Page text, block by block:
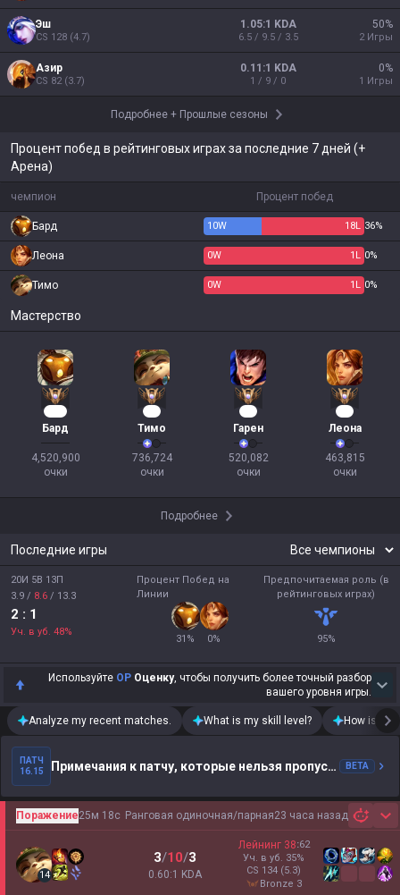
Эш
CS 128 (4.7)
1.05:1 KDA
6.5 / 9.5 / 3.5
50%
2 Игры
Азир
CS 82(3.7)
0.11:1 KDA
1 / 9 / 0
0%
1 Игры
Подробнее + Прошлые сезоны
Процент побед в рейтинговых играх за последние 7 дней (+
Арена)
чемпион Процент побед
Бард 10W 18L 36%
Леона 0W 1 L 0%
Тимо 0W 1 L 0%
Мастерство
Бард
4,520,900
очки
Тимо
736,724
очки
Гарен
520,082
очки
Леона
463,815
очки
Подробнее
Последние игры
20И 5В 13П
3.9 / 8.6 / 13.3
2 : 1
Уч. в уб. 48%
Процент Побед на
Линии
31 % 0%
Предпочитаемая роль (в
рейтинговых играх)
95%
Используйте OP Оценку, чтобы получить более точный разбор
вашего уровня игры.
Analyze my recent matches. What is my skill level? How is my
ПАТЧ
16.15
Примечания к патчу, которые нельзя пропуститьBETA
Ранговая одиночная/парная23 часа назад
Поражение25м 18с
14
3/10/3
0.60:1 KDA
Лейнинг 38:62
Уч. в уб. 35%
CS 134 (5.3)
bronze 3